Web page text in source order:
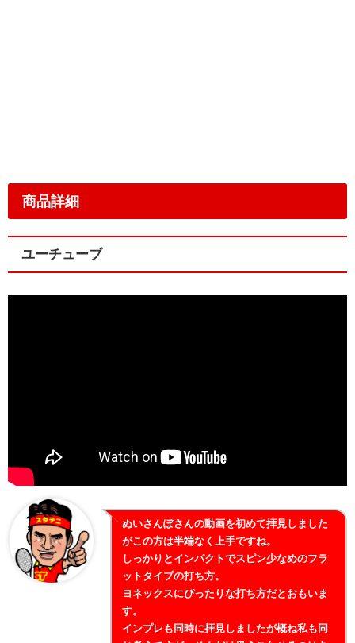
商品詳細
ユーチューブ
ぬいさんぽさんの動画を初めて拝見しました
がこの方は半端なく上手ですね。
しっかりとインパクトでスピン少なめのフラ
ットタイプの打ち方。
ヨネックスにぴったりな打ち方だとおもいま
す。
インプレも同時に拝見しましたが概ね私も同